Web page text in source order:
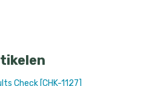
Check [CHK-1127]